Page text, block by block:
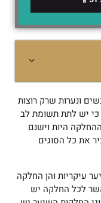
ונערות שרק רוצות
כי יש לתת תשומת לב
היות וישנם
את כל הסוגים
עיקריות והן החלקה
לכל החלקה יש